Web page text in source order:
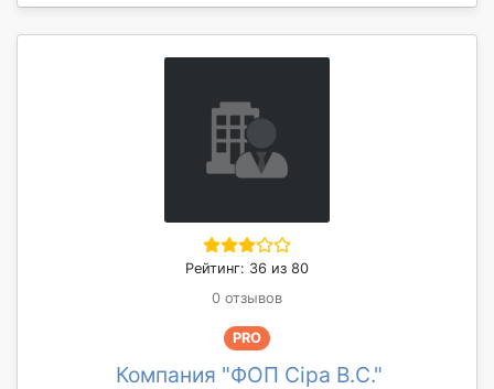
Рейтинг: 36 из 80
0 отзывов
PRO
Компания "ФОП Сіра В.С."